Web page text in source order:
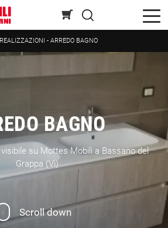
REALIZZAZIONI - ARREDO BAGNO
BAGNO
visibile su Mottes Mobili a Bassano del
Grappa (Vi)
Scroll down